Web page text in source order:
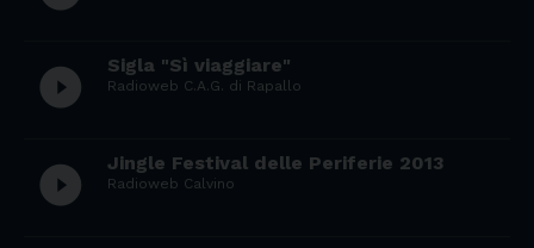
play_circle_filled Sigla "Sì viaggiare"
Radioweb C.A.G. di Rapallo
play_circle_filled Jingle Festival delle Periferie 2013
Radioweb Calvino